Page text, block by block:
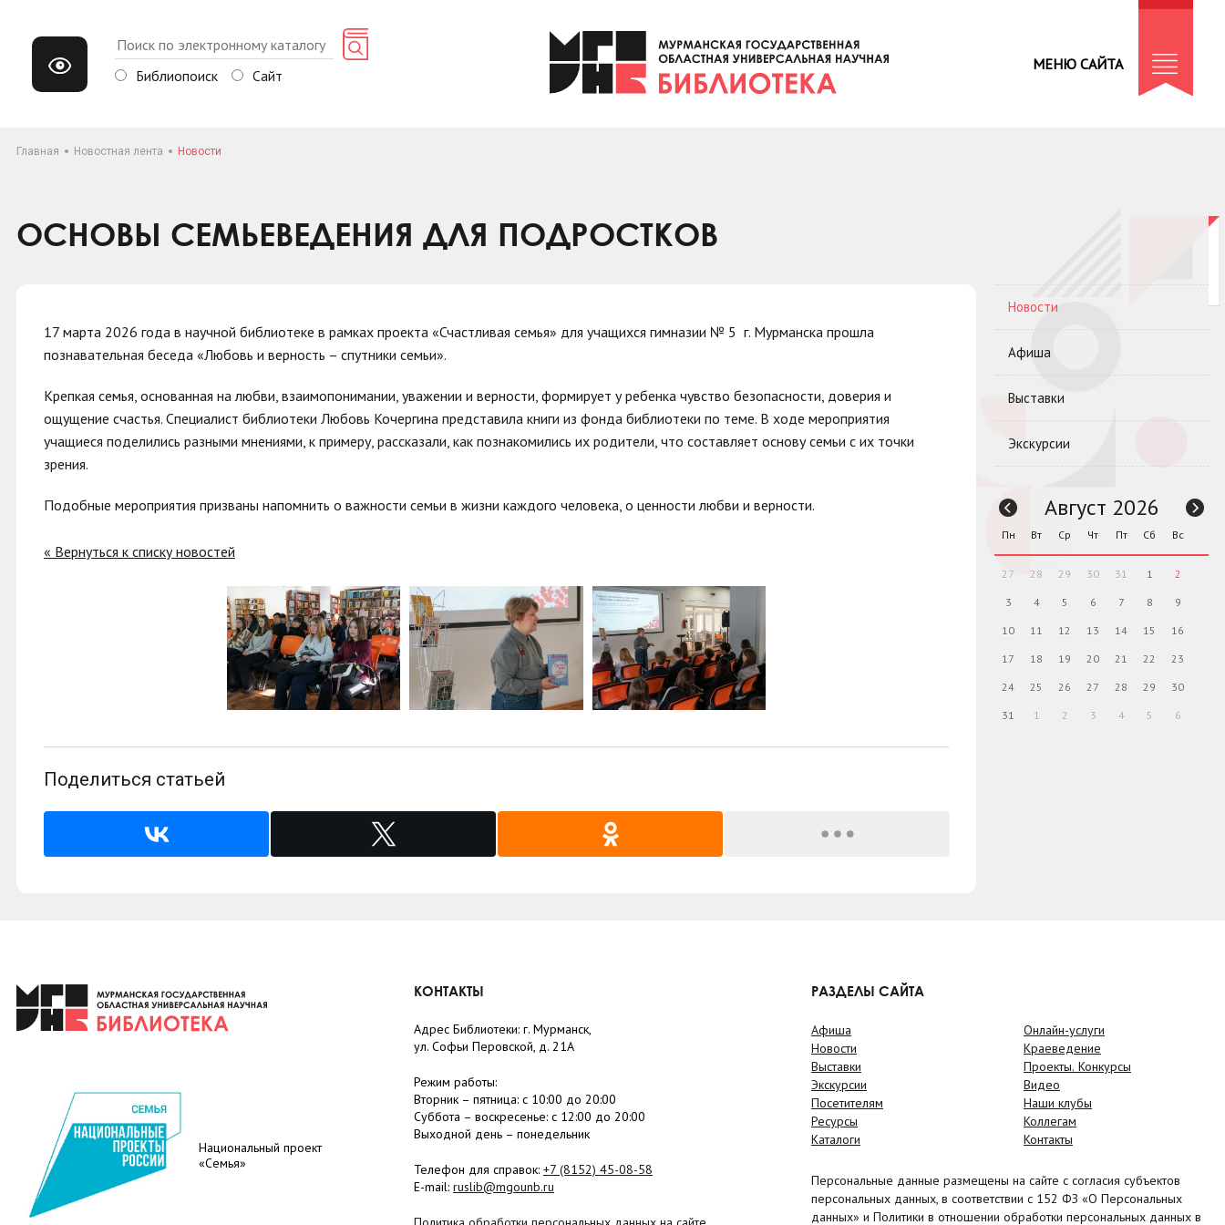
Библиопоиск Сайт
МЕНЮ САЙТА
Главная Новостная лента Новости
ОСНОВЫ СЕМЬЕВЕДЕНИЯ ДЛЯ ПОДРОСТКОВ
17 марта 2026 года в научной библиотеке в рамках проекта «Счастливая семья» для учащихся гимназии № 5 г. Мурманска прошла
познавательная беседа «Любовь и верность – спутники семьи».
Крепкая семья, основанная на любви, взаимопонимании, уважении и верности, формирует у ребенка чувство безопасности, доверия и
ощущение счастья. Специалист библиотеки Любовь Кочергина представила книги из фонда библиотеки по теме. В ходе мероприятия
учащиеся поделились разными мнениями, к примеру, рассказали, как познакомились их родители, что составляет основу семьи с их точки
зрения.
Подобные мероприятия призваны напомнить о важности семьи в жизни каждого человека, о ценности любви и верности.
« Вернуться к списку новостей
Поделиться статьей
Новости
Афиша
Выставки
Экскурсии
Август 2026
Пн Вт Ср Чт Пт Сб Вс
27 28 29 30 31 1 2
3 4 5 6 7 8 9
10 11 12 13 14 15 16
17 18 19 20 21 22 23
24 25 26 27 28 29 30
31 1 2 3 4 5 6
Национальный проект
«Семья»
КОНТАКТЫ
Адрес Библиотеки: г. Мурманск,
ул. Софьи Перовской, д. 21А
Режим работы:
Вторник – пятница: с 10:00 до 20:00
Суббота – воскресенье: c 12:00 до 20:00
Выходной день – понедельник
Телефон для справок: +7 (8152) 45-08-58
E-mail: ruslib@mgounb.ru
РАЗДЕЛЫ САЙТА
Афиша
Новости
Выставки
Экскурсии
Посетителям
Ресурсы
Каталоги
Онлайн-услуги
Краеведение
Проекты. Конкурсы
Видео
Наши клубы
Коллегам
Контакты
Персональные данные размещены на сайте с согласия субъектов
персональных данных, в соответствии с 152 ФЗ «О Персональных
данных» и Политики в отношении обработки персональных данных в